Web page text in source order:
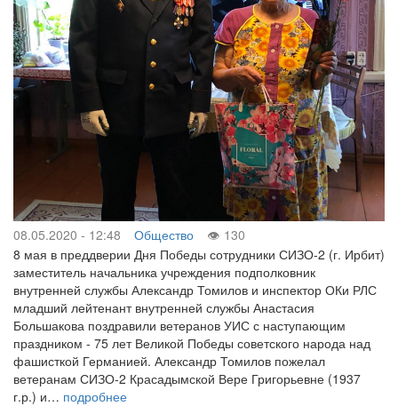
08.05.2020 - 12:48 Общество
130
8 мая в преддверии Дня Победы сотрудники СИЗО-2 (г. Ирбит)
заместитель начальника учреждения подполковник
внутренней службы Александр Томилов и инспектор ОКи РЛС
младший лейтенант внутренней службы Анастасия
Большакова поздравили ветеранов УИС с наступающим
праздником - 75 лет Великой Победы советского народа над
фашисткой Германией. Александр Томилов пожелал
ветеранам СИЗО-2 Красадымской Вере Григорьевне (1937
г.р.) и… подробнее